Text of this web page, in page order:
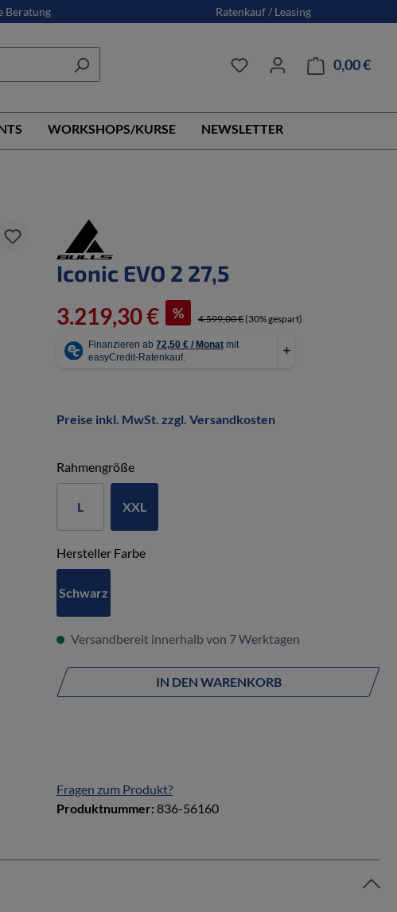
Beratung Ratenkauf / Leasing
0,00 €
WORKSHOPS/KURSE NEWSLETTER
Iconic EVO 2 27,5
3.219,30 €
% 4.599,00 € (30% gespart)
Preise inkl. MwSt. zzgl. Versandkosten
Rahmengrößeauswählen
L XXL
Hersteller Farbeauswählen
Schwarz
Versandbereit innerhalb von 7 Werktagen
IN DEN WARENKORB
Fragen zum Produkt?
Produktnummer: 836-56160